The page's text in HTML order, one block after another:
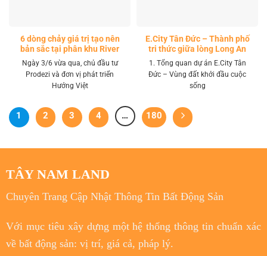
6 dòng chảy giá trị tạo nên
bản sắc tại phân khu River
Park LA Home
Ngày 3/6 vừa qua, chủ đầu tư
Prodezi và đơn vị phát triển
Hướng Việt
E.City Tân Đức – Thành phố
tri thức giữa lòng Long An
1. Tổng quan dự án E.City Tân
Đức – Vùng đất khởi đầu cuộc
sống
1 2 3 4 … 180
TÂY NAM LAND
Chuyên Trang Cập Nhật Thông Tin Bất Động Sản
Với mục tiêuxây dựng một hệ thống thông tin chuẩn xác
về bất động sản: vị trí, giá cả, pháp lý.